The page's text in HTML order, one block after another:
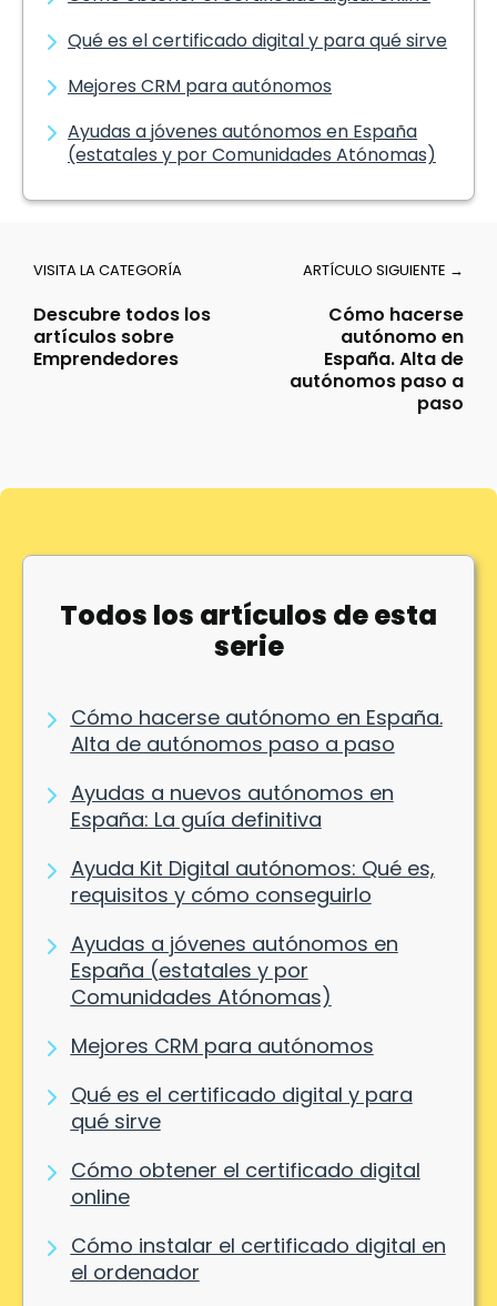
Qué es el certificado digital y para qué sirve
Mejores CRM para autónomos
Ayudas a jóvenes autónomos en España
(estatales y por Comunidades Atónomas)
VISITA LA CATEGORÍA
Descubre todos los
artículos sobre
Emprendedores
ARTÍCULO SIGUIENTE →
Cómo hacerse
autónomo en
España. Alta de
autónomos paso a
paso
Todos los artículos de esta
serie
Cómo hacerse autónomo en España.
Alta de autónomos paso a paso
Ayudas a nuevos autónomos en
España: La guía definitiva
Ayuda Kit Digital autónomos: Qué es,
requisitos y cómo conseguirlo
Ayudas a jóvenes autónomos en
España (estatales y por
Comunidades Atónomas)
Mejores CRM para autónomos
Qué es el certificado digital y para
qué sirve
Cómo obtener el certificado digital
online
Cómo instalar el certificado digital en
el ordenador